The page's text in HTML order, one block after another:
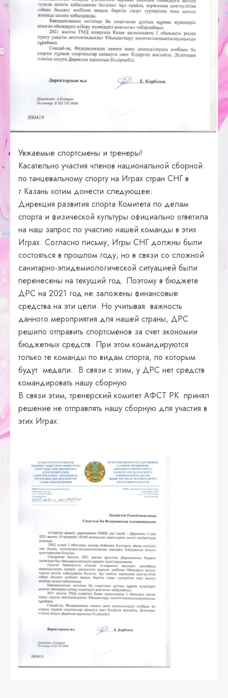
Увжаемые спортсмены и тренеры!
Касательно участия членов национальной сборной
по танцевальному спорту на Играх стран СНГ в
г.Казань хотим донести следующее:
Дирекция развития спорта Комитета по делам
спорта и физической культуры официально ответила
на наш запрос по участию нашей команды в этих
Играх. Согласно письму, Игры СНГ должны были
состояться в прошлом году, но в связи со сложной
санитарно-эпидемиологической ситуацией были
перенесены на текущий год. Поэтому в бюджете
ДРС на 2021 год не заложены финансовые
средства на эти цели. Но учитывая важность
данного мероприятия для нашей страны, ДРС
решило отправить спортсменов за счет экономии
бюджетных средств. При этом командируются
только те команды по видам спорта, по которым
будут медали. В связи с этим, у ДРС нет средств
командировать нашу сборную.
В связи этим, тренерский комитет АФСТ РК принял
решение не отправлять нашу сборную для участия в
этих Играх.